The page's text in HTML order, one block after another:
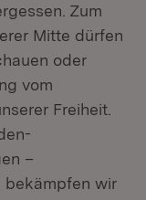
Zum
Mitte dürfen
oder
vom
Freiheit.
–
bekämpfen wir